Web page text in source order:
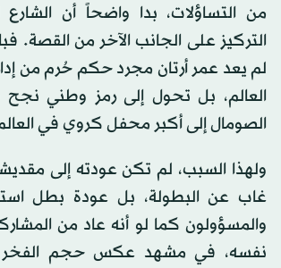
من التساؤلات، بدا واضحاً أن الشارع
التركيز على الجانب الآخر من القصة.
لم يعد عمر أرتان مجرد حكم حُرم من
العالم، بل تحول إلى رمز وطني
الصومال إلى أكبر محفل كروي في
ولهذا السبب، لم تكن عودته إلى
غاب عن البطولة، بل عودة بطل
والمسؤولون كما لو أنه عاد من
نفسه، في مشهد عكس حجم الفخر